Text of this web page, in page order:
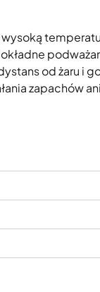
wysoką
od żaru i
zapachów